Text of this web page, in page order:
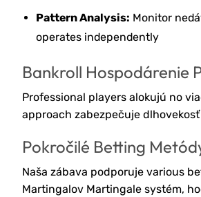
Pattern Analysis: Monitor
operates independently
Bankroll Hospodárenie
Professional players alokujú no
approach zabezpečuje
Pokročilé Betting
Naša zábava podporuje various
Martingalov Martingale systém,